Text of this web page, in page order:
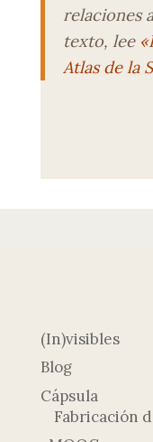
relaciones
texto, lee
Atlas de la
(In)visibles
Blog
Cápsula
Fabricación